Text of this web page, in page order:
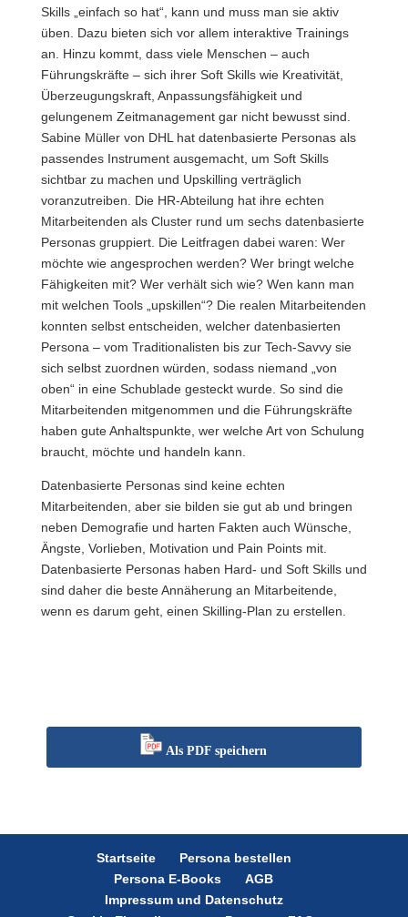
Skills „einfach so hat“, kann und muss man sie aktiv
üben. Dazu bieten sich vor allem interaktive Trainings
an. Hinzu kommt, dass viele Menschen – auch
Führungskräfte – sich ihrer Soft Skills wie Kreativität,
Überzeugungskraft, Anpassungsfähigkeit und
gelungenem Zeitmanagement gar nicht bewusst sind.
Sabine Müller von DHL hat datenbasierte Personas als
passendes Instrument ausgemacht, um Soft Skills
sichtbar zu machen und Upskilling verträglich
voranzutreiben. Die HR-Abteilung hat ihre echten
Mitarbeitenden als Cluster rund um sechs datenbasierte
Personas gruppiert. Die Leitfragen dabei waren: Wer
möchte wie angesprochen werden? Wer bringt welche
Fähigkeiten mit? Wer verhält sich wie? Wen kann man
mit welchen Tools „upskillen“? Die realen Mitarbeitenden
konnten selbst entscheiden, welcher datenbasierten
Persona – vom Traditionalisten bis zur Tech-Savvy sie
sich selbst zuordnen würden, sodass niemand „von
oben“ in eine Schublade gesteckt wurde. So sind die
Mitarbeitenden mitgenommen und die Führungskräfte
haben gute Anhaltspunkte, wer welche Art von Schulung
braucht, möchte und handeln kann.
Datenbasierte Personas sind keine echten
Mitarbeitenden, aber sie bilden sie gut ab und bringen
neben Demografie und harten Fakten auch Wünsche,
Ängste, Vorlieben, Motivation und Pain Points mit.
Datenbasierte Personas haben Hard- und Soft Skills und
sind daher die beste Annäherung an Mitarbeitende,
wenn es darum geht, einen Skilling-Plan zu erstellen.
Als PDF speichern
Startseite
Persona bestellen
Persona E-Books
AGB
Impressum und Datenschutz